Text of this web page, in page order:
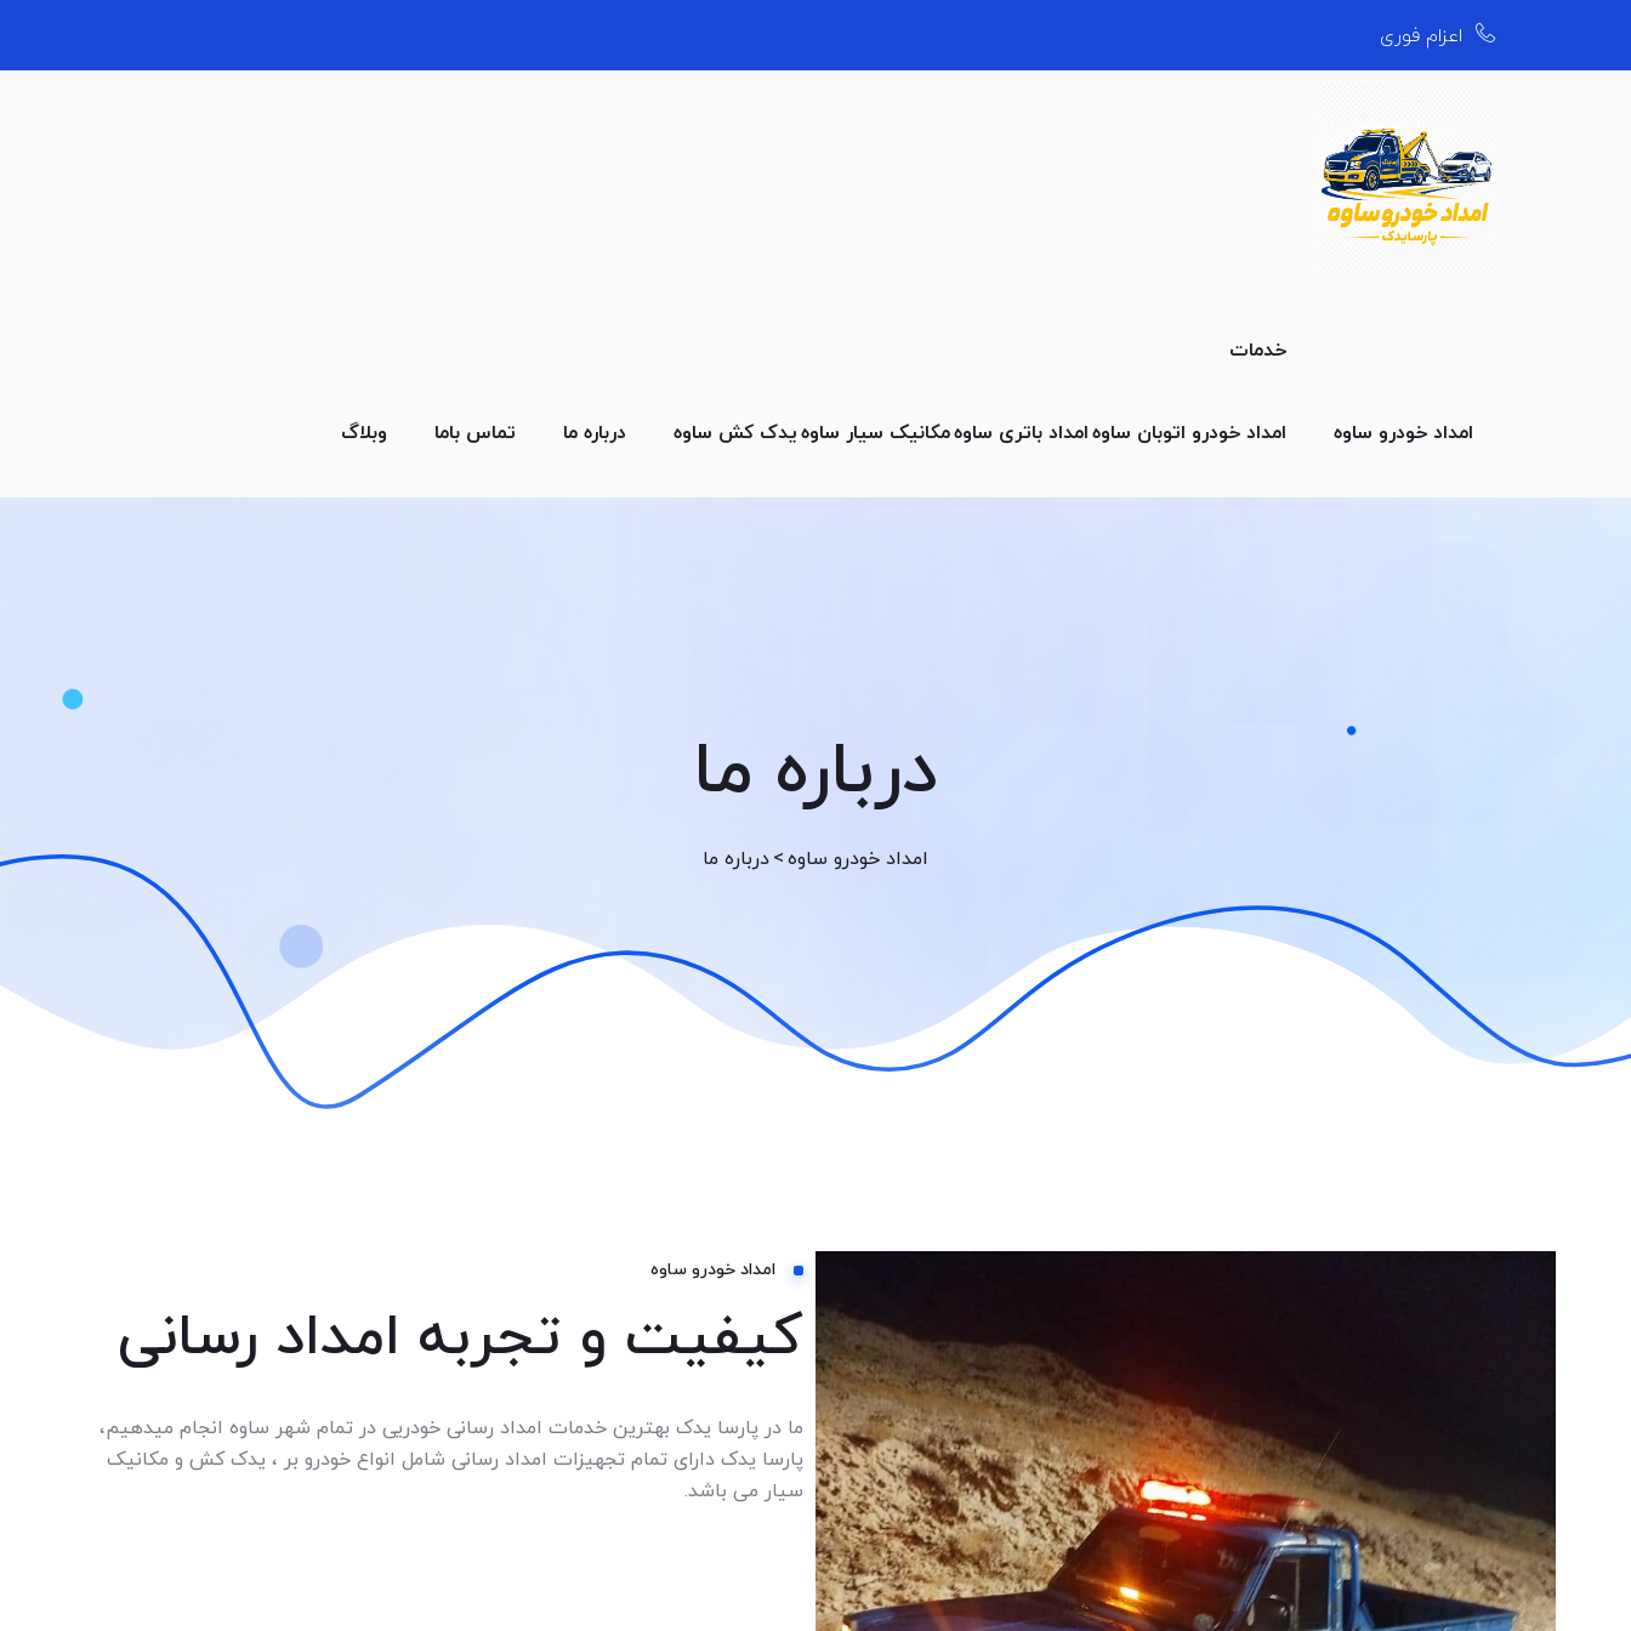
اعزام فوری
امداد خودرو ساوه
خدمات
امداد خودرو اتوبان ساوهامداد باتری ساوهمکانیک سیار ساوهیدک کش ساوه درباره ما تماس باما وبلاگ
درباره ما
امداد خودرو ساوه > درباره ما
امداد خودرو ساوه
کیفیت و تجربه امداد رسانی
ما در پارسا یدک بهترین خدمات امداد رسانی خودریی در تمام شهر ساوه انجام میدهیم،
پارسا یدک دارای تمام تجهیزات امداد رسانی شامل انواع خودرو بر ، یدک کش و مکانیک
سیار می باشد.